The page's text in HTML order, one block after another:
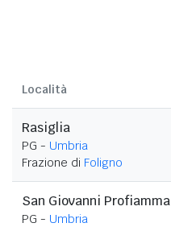
Località
Rasiglia
PG - Umbria
Frazione di Foligno
San Giovanni Profiamma
PG - Umbria